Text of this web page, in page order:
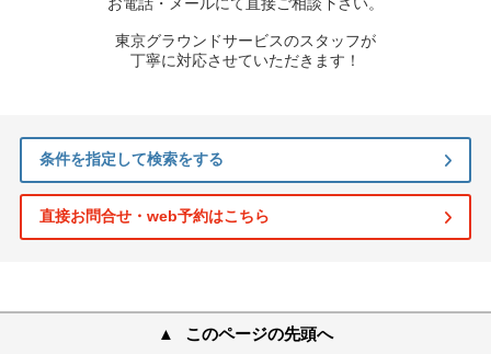
東京グラウンドサービスのスタッフが
丁寧に対応させていただきます！
条件を指定して検索をする
直接お問合せ・web予約はこちら
このページの先頭へ